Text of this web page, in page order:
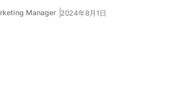
Manager 2024年8月1日